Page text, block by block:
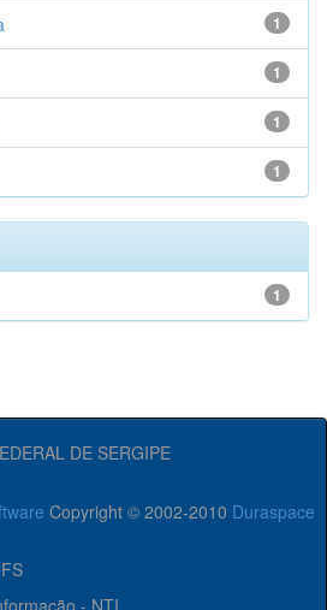
1
1
1
1
1
DE SERGIPE
Copyright © 2002-2010 Duraspace
- NTI